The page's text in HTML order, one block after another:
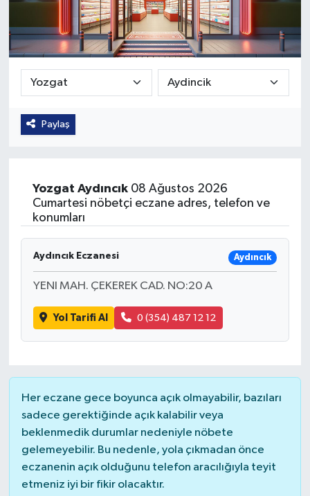
Paylaş
Yozgat Aydıncık08 Ağustos 2026
Cumartesi nöbetçi eczane adres, telefon ve
konumları
Aydıncık Eczanesi Aydıncık
YENI MAH. ÇEKEREK CAD. NO:20 A
Yol Tarifi Al 0 (354) 487 12 12
Her eczane gece boyunca açık olmayabilir, bazıları
sadece gerektiğinde açık kalabilir veya
beklenmedik durumlar nedeniyle nöbete
gelemeyebilir. Bu nedenle, yola çıkmadan önce
eczanenin açık olduğunu telefon aracılığıyla teyit
etmeniz iyi bir fikir olacaktır.
Güvenlik
Kültür-Sanat
Magazin
Özel Haber
Sağlık
Siyaset
Spor
Teknoloji
Yaşam